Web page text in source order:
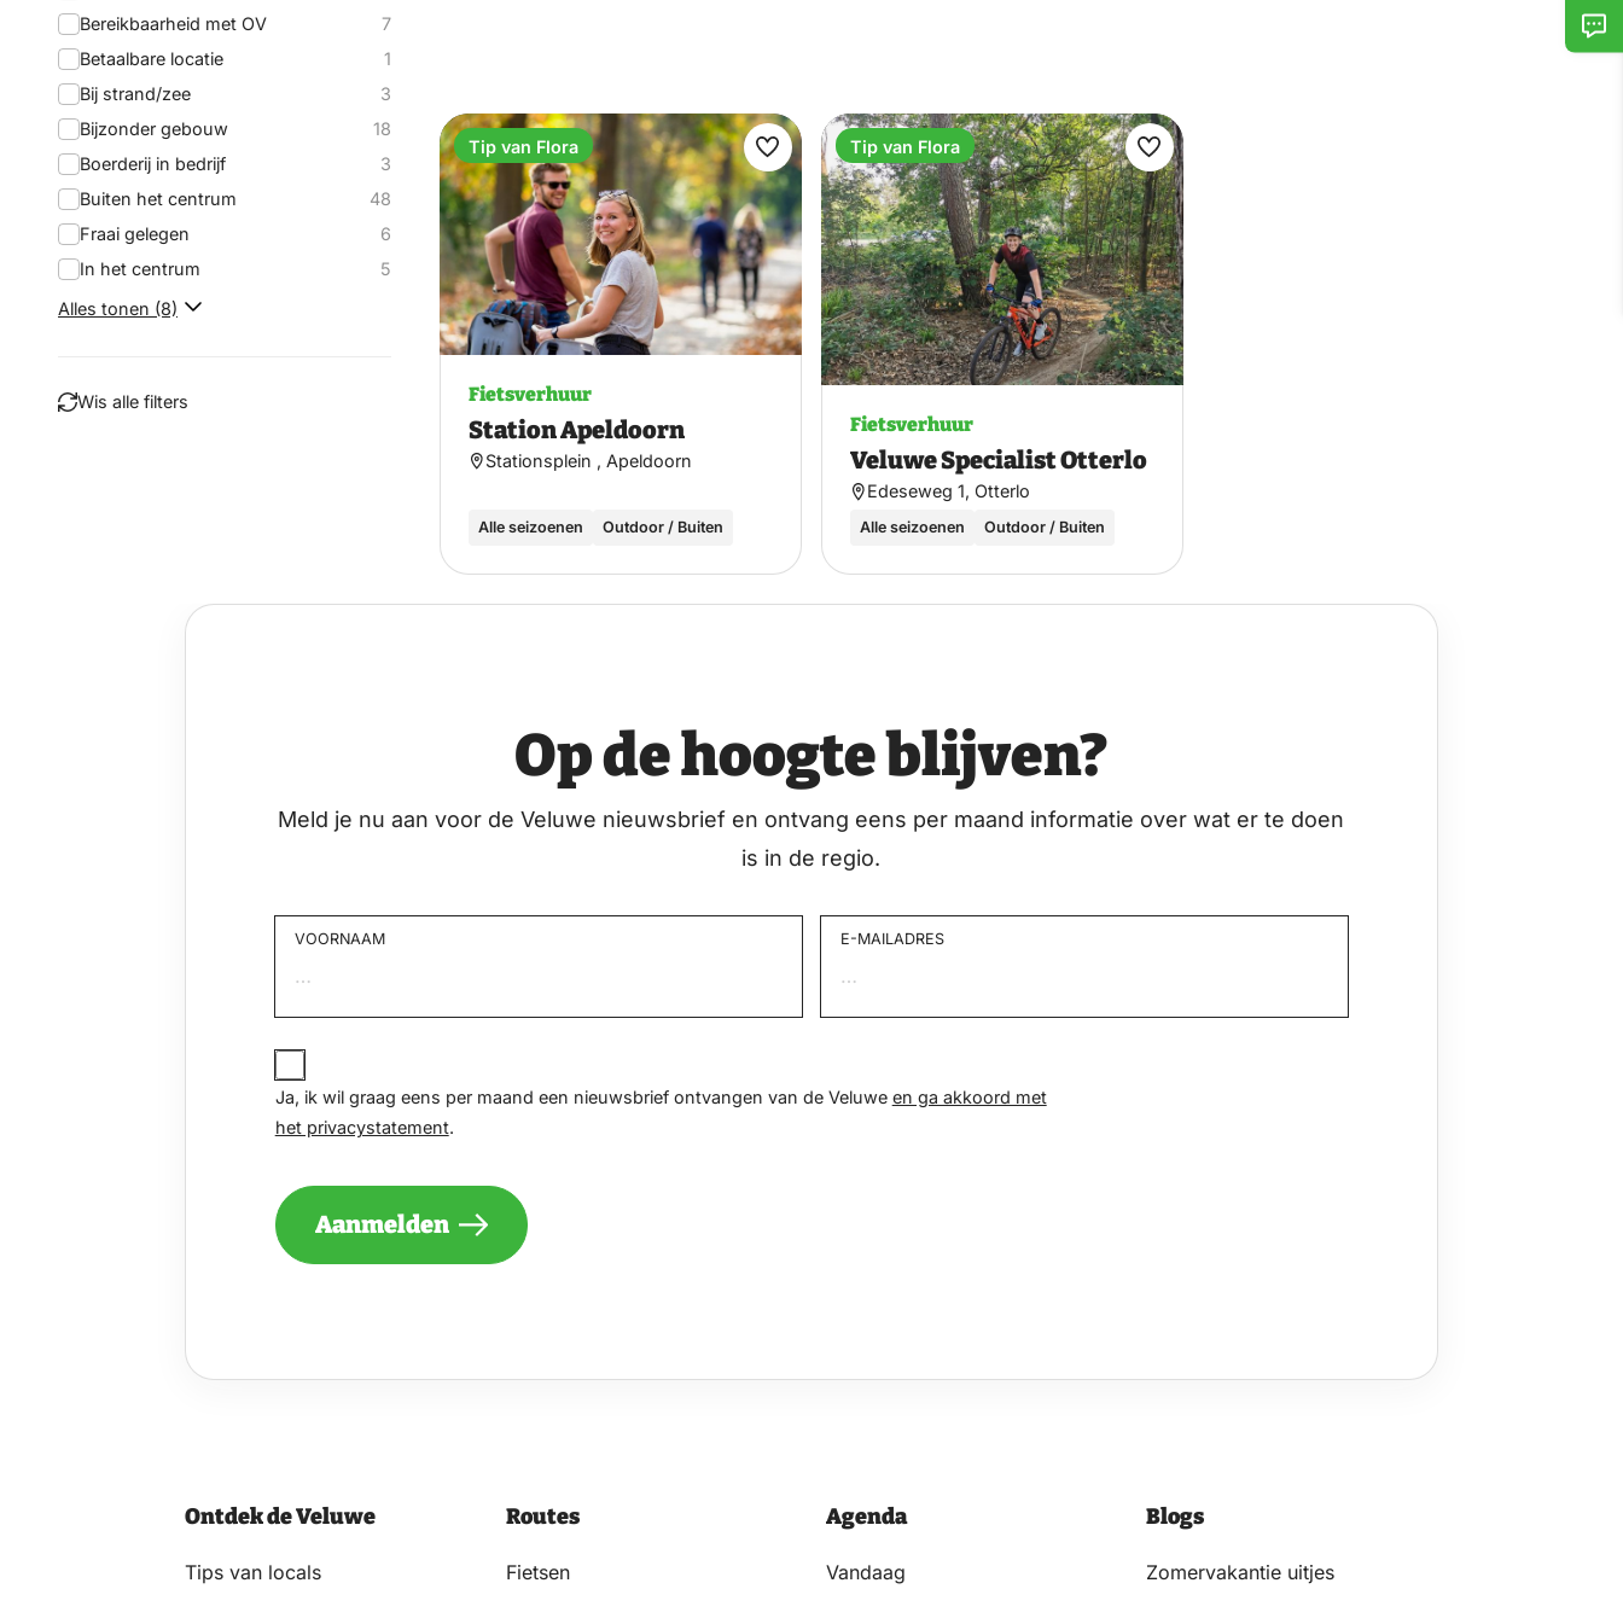
Fietsverhuur
Station Apeldoorn
Stationsplein , Apeldoorn
Alle seizoenen Outdoor / Buiten
Tip van Flora
Maak
favoriet
Fietsverhuur
Veluwe Specialist Otterlo
Edeseweg 1, Otterlo
Alle seizoenen Outdoor / Buiten
Tip van Flora
Maak
favoriet
Bereikbaarheid met OV
7
Betaalbare locatie
1
Bij strand/zee
3
Bijzonder gebouw
18
Boerderij in bedrijf
3
Buiten het centrum
48
Fraai gelegen
6
In het centrum
5
Alles tonen (8)
Wis alle filters
Op de hoogte blijven?
Meld je nu aan voor de Veluwe nieuwsbrief en ontvang eens per maand informatie over wat er te doen
is in de regio.
VOORNAAM E-MAILADRES
JA,
IK
WIL
GRAAG
PER
MAAND
EEN
NIEUWSBRIEF
HET
PRIVACYSTATEMENT.
Ja, ik wil graag eens per maand een nieuwsbrief ontvangen van de Veluwe en ga akkoord met
het privacystatement.
Aanmelden
Ontdek de Veluwe
Tips van locals
Routes
Fietsen
Agenda
Vandaag
Blogs
Zomervakantie uitjes